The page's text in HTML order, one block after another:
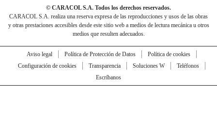
© CARACOL S.A. Todos los derechos reservados.
CARACOL S.A. realiza una reserva expresa de las reproducciones y usos de las obras
y otras prestaciones accesibles desde este sitio web a medios de lectura mecánica u otros
medios que resulten adecuados.
Aviso legal Política de Protección de Datos
Política de cookies
Configuración de cookies
Transparencia Soluciones W
Teléfonos
Escríbanos